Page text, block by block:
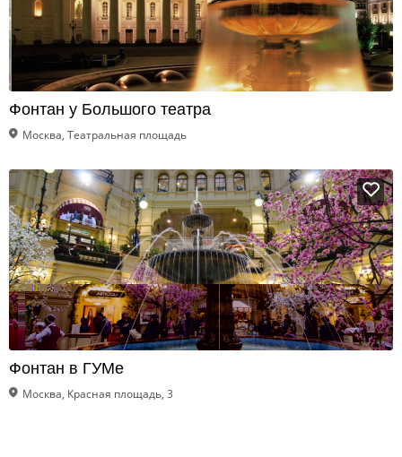
Фонтан у Большого театра
Москва, Театральная площадь
Фонтан в ГУМе
Москва, Красная площадь, 3